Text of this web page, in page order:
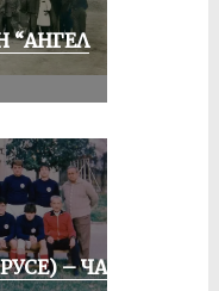
“АНГЕЛ
– ЧАСТ